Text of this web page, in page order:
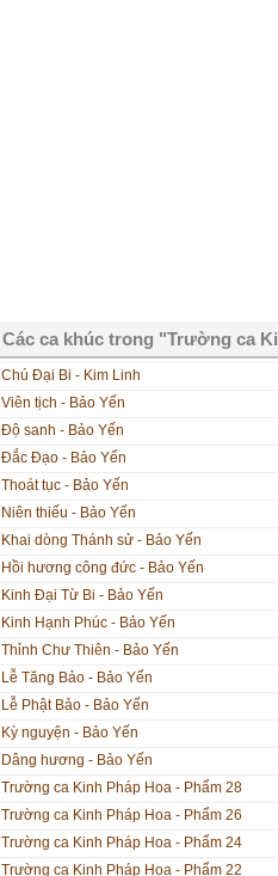
Các ca khúc trong "Trường ca
Chú Đại Bi - Kim Linh
Viên tịch - Bảo Yến
Độ sanh - Bảo Yến
Đắc Đạo - Bảo Yến
Thoát tục - Bảo Yến
Niên thiếu - Bảo Yến
Khai dòng Thánh sử - Bảo Yến
Hồi hương công đức - Bảo Yến
Kinh Đại Từ Bi - Bảo Yến
Kinh Hạnh Phúc - Bảo Yến
Thỉnh Chư Thiên - Bảo Yến
Lễ Tăng Bảo - Bảo Yến
Lễ Phật Bảo - Bảo Yến
Kỳ nguyện - Bảo Yến
Dâng hương - Bảo Yến
Trường ca Kinh Pháp Hoa - Phẩm 28
Trường ca Kinh Pháp Hoa - Phẩm 26
Trường ca Kinh Pháp Hoa - Phẩm 24
Trường ca Kinh Pháp Hoa - Phẩm 22